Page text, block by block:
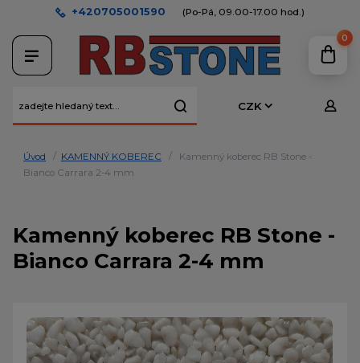
CZK
+420705001590 (Po-Pá, 09.00-17.00 hod.)
0
Úvod KAMENNÝ KOBEREC
Kamenný koberec RB Stone -
Bianco Carrara 2-4 mm
Kamenný koberec RB Stone -
Bianco Carrara 2-4 mm